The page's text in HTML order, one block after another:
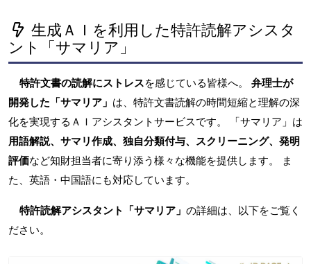
生成ＡＩを利用した特許読解アシスタ
ント「サマリア」
特許文書の読解にストレスを感じている皆様へ。 弁理士が
開発した「サマリア」 は、特許文書読解の時間短縮と理解の深
化を実現するＡＩアシスタントサービスです。 「サマリア」は
用語解説、サマリ作成、独自分類付与、スクリーニング、発明
評価など知財担当者に寄り添う様々な機能を提供します。 ま
た、英語・中国語にも対応しています。
特許読解アシスタント「サマリア」 の詳細は、以下をご覧く
ださい。